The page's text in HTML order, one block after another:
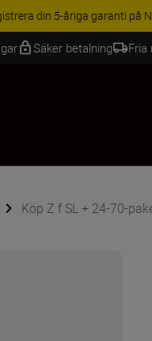
utvalda tillbehör,
Säker betalning Fria
Köp Z f SL + 24-70-